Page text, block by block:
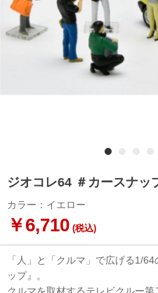
ジオコレ64 ＃カースナッ
カラー：イエロー
￥6,710 (税込)
「人」と「クルマ」で広げる1/
ップ』。